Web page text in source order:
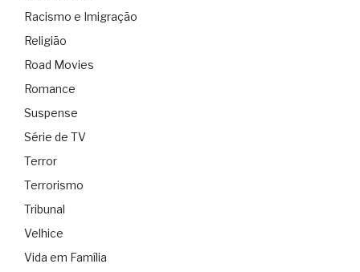
Racismo e Imigração
Religião
Road Movies
Romance
Suspense
Série de TV
Terror
Terrorismo
Tribunal
Velhice
Vida em Família